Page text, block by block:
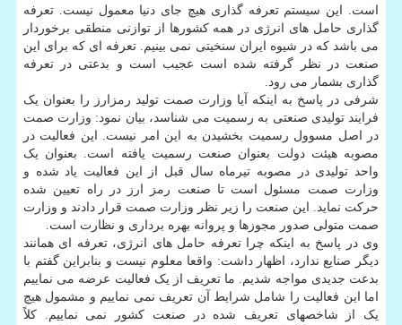
است. این سیستم تعرفه گذاری هیچ جای دنیا معمول نیست. تعرفه
گذاری حامل های انرژی در همه کشورها از توازنی منطقی برخوردار
می باشد که در شیوه ایران سنخیتی نمی بینیم. تعرفه ای که برای این
صنعت در نظر گرفته شده است عجیب است و بدعتی در تعرفه
گذاری بشمار می رود.
شرفی در پاسخ به اینکه آیا وزارت صمت تولید رمزارز را بعنوان یک
فرایند تولیدی صنعتی به رسمیت می شناسد، بیان نمود: وزارت صمت
در اصل مسوول رسمیت بخشیدن به این امر نیست. این فعالیت در
مصوبه هیئت دولت بعنوان صنعت رسمیت یافته است. بعنوان یک
واحد تولیدی در مصوبه تیرماه سال قبل از این فعالیت یاد شده و
وزارت صمت مسئول است تا صنعت رمز ارز در راه تعیین شده
حرکت نماید. این صنعت را زیر نظر وزارت صمت قرار دادند و وزارت
صمت متولی صدور مجوزها و پروانه بهره برداری و نظارت است.
وی در پاسخ به اینکه چرا تعرفه حامل های انرژی، تعرفه ای همانند
دیگر صنایع ندارد، اظهار داشت: واقعا معلوم نیست و بنابراین گفتم با
بدعت جدیدی مواجه شدیم. ما تعریف از یک فعالیت عرضه می نماییم
اما این فعالیت را شامل شرایط آن تعریف نمی نماییم و مشمول هیچ
یک از شاخصهای تعریف شده در صنعت کشور نمی نماییم. کلاً